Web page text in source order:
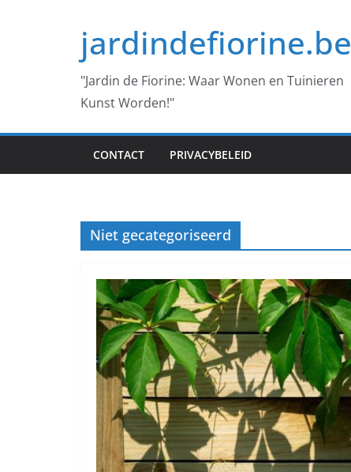
jardindefiorine.be
"Jardin de Fiorine: Waar Wonen en Tuinieren
Kunst Worden!"
CONTACT PRIVACYBELEID
Niet gecategoriseerd